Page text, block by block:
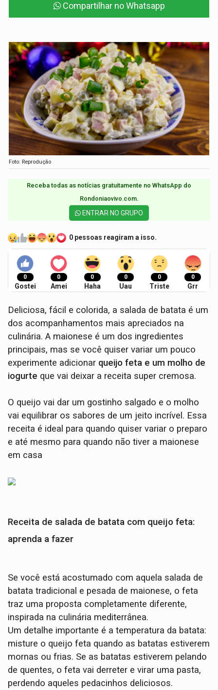
Compartilhar no Whatsapp
Foto: Reprodução
Receba todas as notícias gratuitamente no WhatsApp do
Rondoniaovivo.com.​
ENTRAR NO GRUPO
0 pessoas reagiram a isso.
0
Gostei
0
Amei
0
Haha
0
Uau
0
Triste
0
Grr
Deliciosa, fácil e colorida, a salada de batata é um
dos acompanhamentos mais apreciados na
culinária. A maionese é um dos ingredientes
principais, mas se você quiser variar um pouco
experimente adicionar queijo feta e um molho de
iogurte que vai deixar a receita super cremosa.
O queijo vai dar um gostinho salgado e o molho
vai equilibrar os sabores de um jeito incrível. Essa
receita é ideal para quando quiser variar o preparo
e até mesmo para quando não tiver a maionese
em casa
Receita de salada de batata com queijo feta:
aprenda a fazer
Se você está acostumado com aquela salada de
batata tradicional e pesada de maionese, o feta
traz uma proposta completamente diferente,
inspirada na culinária mediterrânea.
Um detalhe importante é a temperatura da batata:
misture o queijo feta quando as batatas estiverem
mornas ou frias. Se as batatas estiverem pelando
de quentes, o feta vai derreter e virar uma pasta,
perdendo aqueles pedacinhos deliciosos.